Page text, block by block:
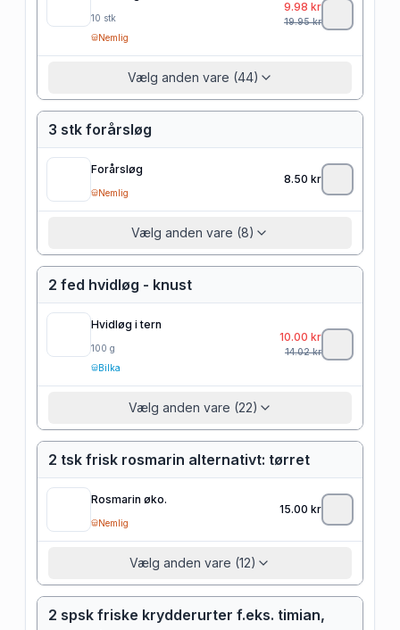
10 stk
Nemlig
9.98 kr
19.95kr
Vælg anden vare (44)
3 stk forårsløg
Forårsløg
Nemlig
8.50 kr
Vælg anden vare (8)
2 fed hvidløg - knust
Hvidløg i tern
100 g
Bilka
10.00 kr
14.02kr
Vælg anden vare (22)
2 tsk frisk rosmarin alternativt: tørret
Rosmarin øko.
Nemlig
15.00 kr
Vælg anden vare (12)
2 spsk friske krydderurter f.eks. timian,